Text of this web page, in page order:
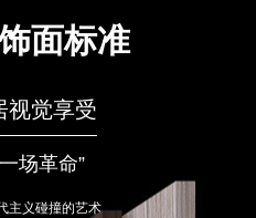
面标准
视觉享受
场革命”
主义碰撞的艺术